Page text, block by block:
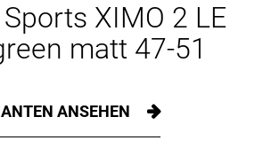
XIMO 2 LE
matt 47-51
ANSEHEN